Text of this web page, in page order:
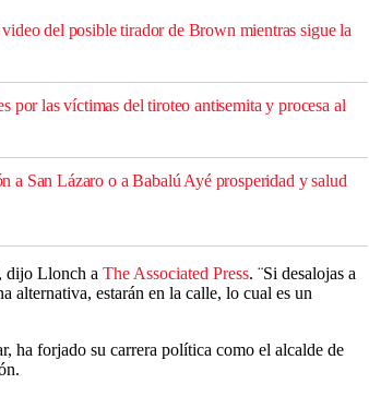
del posible tirador de Brown mientras sigue la
por las víctimas del tiroteo antisemita y procesa al
a San Lázaro o a Babalú Ayé prosperidad y salud
dijo Llonch a The Associated Press. ¨Si desalojas a
alternativa, estarán en la calle, lo cual es un
ha forjado su carrera política como el alcalde de